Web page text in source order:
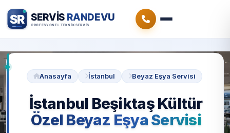
Anasayfa İstanbul Beyaz Eşya Servisi
İstanbul Beşiktaş Kültür
Özel Beyaz Eşya Servisi